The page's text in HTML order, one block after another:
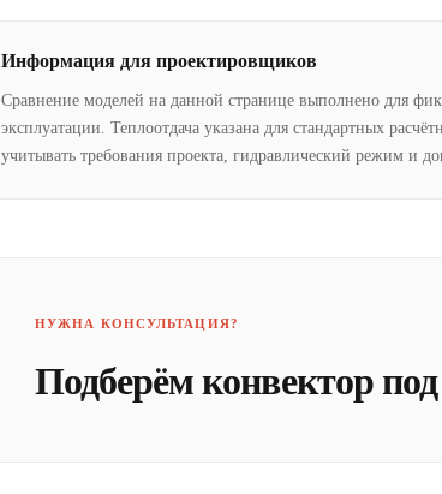
Информация для проектировщиков
Сравнение моделей на данной странице выполнено для
эксплуатации. Теплоотдача указана для стандартных
учитывать требования проекта, гидравлический режим и
НУЖНА КОНСУЛЬТАЦИЯ?
Подберём конвектор